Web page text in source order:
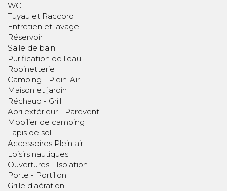
WC
Tuyau et Raccord
Entretien et lavage
Réservoir
Salle de bain
Purification de l'eau
Robinetterie
Camping - Plein-Air
Maison et jardin
Réchaud - Grill
Abri extérieur - Parevent
Mobilier de camping
Tapis de sol
Accessoires Plein air
Loisirs nautiques
Ouvertures - Isolation
Porte - Portillon
Grille d'aération